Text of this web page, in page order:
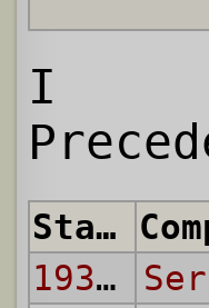
I
Stagione
1938/39